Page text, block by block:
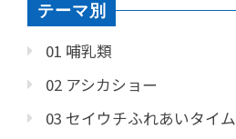
テーマ別
01 哺乳類
02 アシカショー
03 セイウチふれあいタイム